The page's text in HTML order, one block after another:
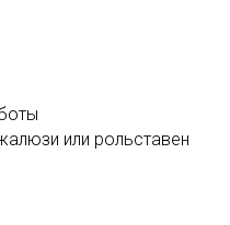
или рольставен